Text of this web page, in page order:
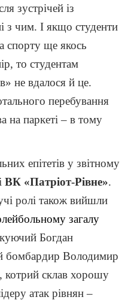
зустрічей із
з чим. І якщо студенти
спорту ще якось
то студентам
не вдалося й це.
перебування
на паркеті – в тому
епітетів у звітному
ВК «Патріот-Рівне».
ролі також вийшли
загалу
Богдан
бомбардир Володимир
склав хорошу
атак рівнян –